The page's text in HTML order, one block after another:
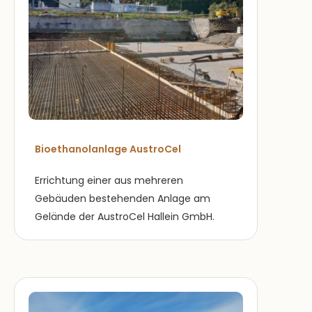
Bioethanolanlage AustroCel
Errichtung einer aus mehreren
Gebäuden bestehenden Anlage am
Gelände der AustroCel Hallein GmbH.